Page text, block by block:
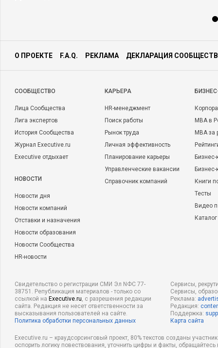
О ПРОЕКТЕ F.A.Q. РЕКЛАМА ДЕКЛАРАЦИЯ
CООБЩЕСТВО
Лица Сообщества
Лига экспертов
История Сообщества
Журнал Executive.ru
Executive отдыхает
НОВОСТИ
Новости дня
Новости компаний
Отставки и назначения
Новости образования
Новости Сообщества
HR-новости
КАРЬЕРА
HR-менеджмент
Поиск работы
Рынок труда
Личная эффективность
Планирование карьеры
Управленческие вакансии
Справочник компаний
MBA в
MBA
Бизнес-
Книги
Тесты
Видео
Свидетельство о регистрации СМИ Эл NФС 77-
38751. Републикация материалов - только со
ссылкой на Executive.ru, с разрешения редакции
сайта. Редакция не несет ответственности за
высказывания пользователей на сайте.
Политика обработки персональных данных
Сервисы,
Сервисы,
Реклама:
Редакция:
Поддержка:
Карта сайта
Executive.ru – краудсорсинговый проект, 80% текстов созданы
оспорить логику повествования, уточнить цифры и факты,